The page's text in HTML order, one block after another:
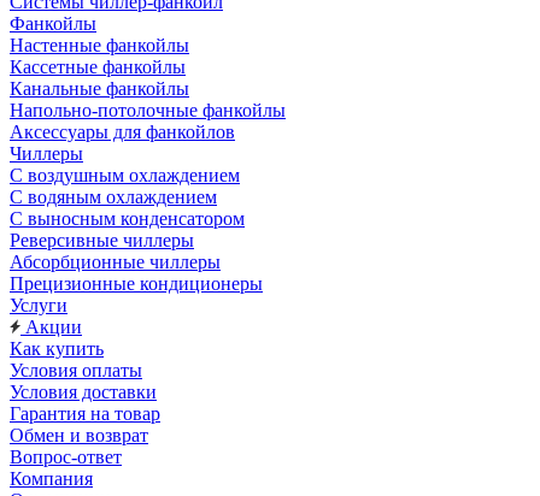
Фанкойлы
Настенные фанкойлы
Кассетные фанкойлы
Канальные фанкойлы
Напольно-потолочные фанкойлы
Аксессуары для фанкойлов
Чиллеры
С воздушным охлаждением
С водяным охлаждением
С выносным конденсатором
Реверсивные чиллеры
Абсорбционные чиллеры
Прецизионные кондиционеры
Услуги
Акции
Как купить
Условия оплаты
Условия доставки
Гарантия на товар
Обмен и возврат
Вопрос-ответ
Компания